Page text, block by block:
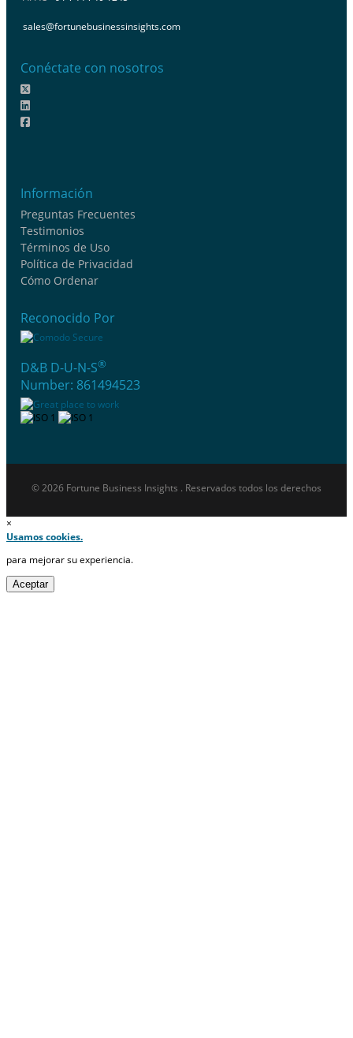
sales@fortunebusinessinsights.com
Conéctate con nosotros
Información
Preguntas Frecuentes
Testimonios
Términos de Uso
Política de Privacidad
Cómo Ordenar
Reconocido Por
D&B D-U-N-S®
Number: 861494523
© 2026 Fortune Business Insights . Reservados todos los derechos
×
Usamos cookies.
para mejorar su experiencia.
Aceptar